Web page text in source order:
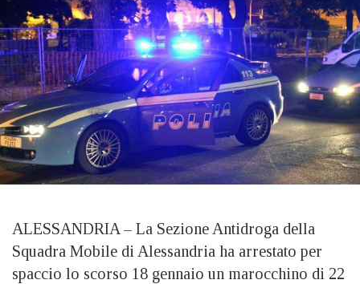
ALESSANDRIA – La Sezione Antidroga della
Squadra Mobile di Alessandria ha arrestato per
spaccio lo scorso 18 gennaio un marocchino di 22